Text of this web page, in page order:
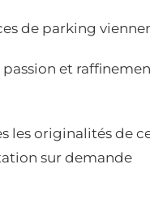
de parking
et
les originalités de
sur demande